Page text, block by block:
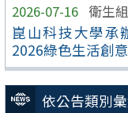
2026-07-16 衛生組
崑山科技大學承
2026綠色生活創
依公告類別